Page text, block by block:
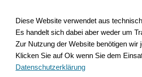
für Handwerk,
Diese Website verwendet aus
Es handelt sich dabei aber weder um
Zur Nutzung der Website benötigen wir
Klicken Sie auf Ok wenn Sie dem
Datenschutzerklärung